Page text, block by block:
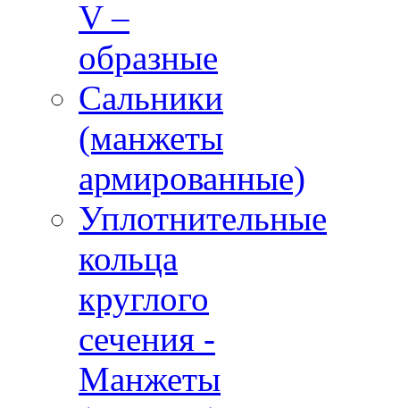
V –
образные
Сальники
(манжеты
армированные)
Уплотнительные
кольца
круглого
сечения -
Манжеты